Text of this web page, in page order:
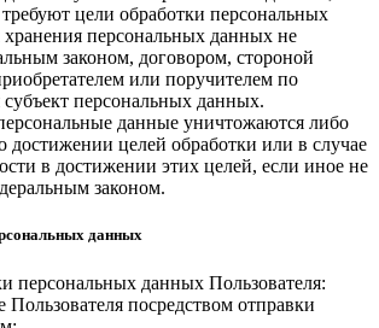
цели обработки персональных
персональных данных не
законом, договором, стороной
или поручителем по
субъект персональных данных.
данные уничтожаются либо
достижении целей обработки или в случае
в достижении этих целей, если иное не
законом.
данных
персональных данных Пользователя:
посредством отправки